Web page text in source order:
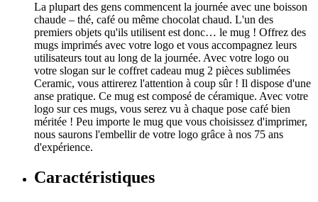
La plupart des gens commencent la journée avec une boisson
chaude – thé, café ou même chocolat chaud. L'un des
premiers objets qu'ils utilisent est donc… le mug ! Offrez des
mugs imprimés avec votre logo et vous accompagnez leurs
utilisateurs tout au long de la journée. Avec votre logo ou
votre slogan sur le coffret cadeau mug 2 pièces sublimées
Ceramic, vous attirerez l'attention à coup sûr ! Il dispose d'une
anse pratique. Ce mug est composé de céramique. Avec votre
logo sur ces mugs, vous serez vu à chaque pose café bien
méritée ! Peu importe le mug que vous choisissez d'imprimer,
nous saurons l'embellir de votre logo grâce à nos 75 ans
d'expérience.
Caractéristiques